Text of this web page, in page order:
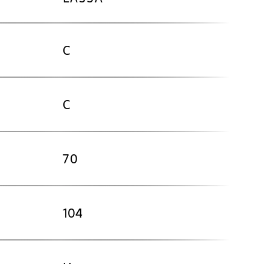
C
C
70
104